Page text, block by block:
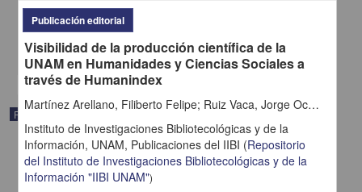
2011
Ciencias Sociales y Económicas
Publicación editorial
Publicación editorial
Visibilidad de la producción científica de la
UNAM en Humanidades y Ciencias Sociales a
través de Humanindex
Martínez Arellano, Filiberto Felipe; Ruiz Vaca, Jorge Octavio
Instituto de Investigaciones Bibliotecológicas y de la
Información, UNAM, Publicaciones del IIBI (Repositorio
del Instituto de Investigaciones Bibliotecológicas y de la
Información "IIBI UNAM")